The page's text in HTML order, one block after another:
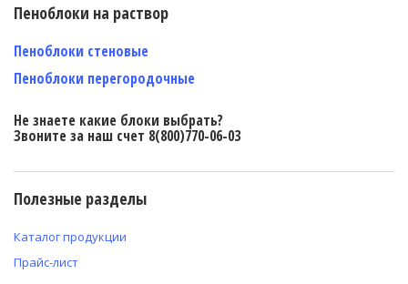
Пеноблоки на раствор
Пеноблоки стеновые
Пеноблоки перегородочные
Не знаете какие блоки выбрать?
Звоните за наш счет 8(800)770-06-03
Полезные разделы
Каталог продукции
Прайс-лист